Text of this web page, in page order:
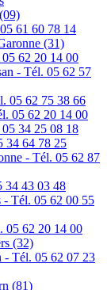
61 60 78 14
(31)
62 20 14 00
- Tél. 05 62 57
05 62 75 38 66
05 62 20 14 00
34 25 08 18
34 64 78 25
- Tél. 05 62 87
34 43 03 48
- Tél. 05 62 00 55
05 62 20 14 00
(32)
- Tél. 05 62 07 23
(81)